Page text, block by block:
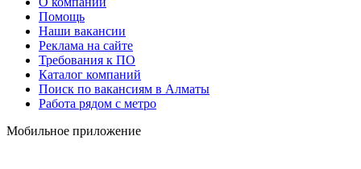
Помощь
Наши вакансии
Реклама на сайте
Требования к ПО
Каталог компаний
Поиск по вакансиям в Алматы
Работа рядом с метро
Мобильное приложение